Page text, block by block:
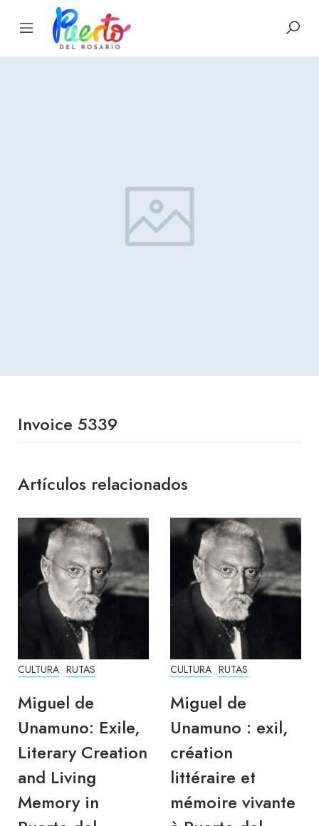
Invoice 5339
Artículos relacionados
CULTURA RUTAS
Miguel de
Unamuno: Exile,
Literary Creation
and Living
Memory in
CULTURA RUTAS
Miguel de
Unamuno : exil,
création
littéraire et
mémoire vivante